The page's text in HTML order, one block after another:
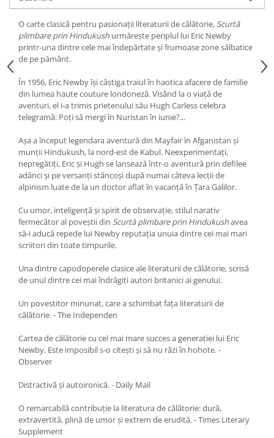
O carte clasică pentru pasionații literaturii de călătorie, Scurtă
plimbare prin Hindukushurmărește periplul lui Eric Newby
printr-una dintre cele mai îndepărtate și frumoase zone sălbatice
de pe pământ.
În 1956, Eric Newby își câștiga traiul în haotica afacere de familie
din lumea haute couture londoneză. Visând la o viață de
aventuri, el i-a trimis prietenului său Hugh Carless celebra
telegramă: Poți să mergi în Nuristan în iunie?...
Așa a început legendara aventură din Mayfair în Afganistan și
munții Hindukush, la nord-est de Kabul. Neexperimentați,
nepregătiți, Eric și Hugh se lansează într-o aventură prin defilee
adânci și pe versanți stâncoși după numai câteva lecții de
alpinism luate de la un doctor aflat în vacanță în Țara Galilor.
Cu umor, inteligență și spirit de observație, stilul narativ
fermecător al poveștii din Scurtă plimbare prin Hindukushavea
să-i aducă repede lui Newby reputația unuia dintre cei mai mari
scriitori din toate timpurile.
Una dintre capodoperele clasice ale literaturii de călătorie, scrisă
de unul dintre cei mai îndrăgiți autori britanici ai genului.
Un povestitor minunat, care a schimbat fața literaturii de
călătorie. - The Independen
Cartea de călătorie cu cel mai mare succes a generației lui Eric
Newby. Este imposibil s-o citești și să nu râzi în hohote. -
Observer
Distractivă și autoironică. - Daily Mail
O remarcabilă contribuție la literatura de călătorie: dură,
extravertită, plină de umor și extrem de erudită. - Times Literary
Supplement